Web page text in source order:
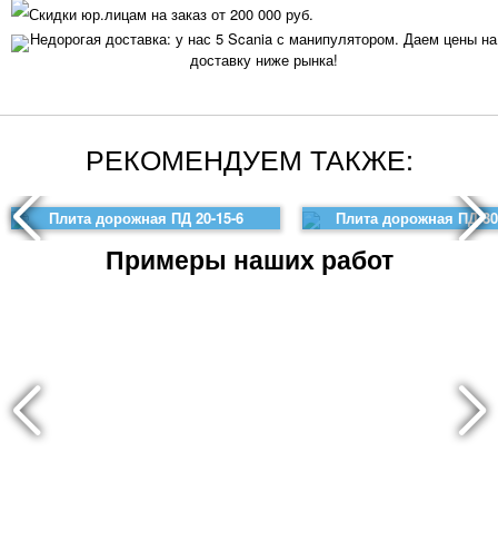
Скидки юр.лицам на заказ от 200 000 руб.
Недорогая доставка: у нас 5 Scania с манипулятором. Даем цены на
доставку ниже рынка!
РЕКОМЕНДУЕМ ТАКЖЕ:
Плита дорожная ПД 20-15-6 Плита дорожная ПД
Примеры наших работ